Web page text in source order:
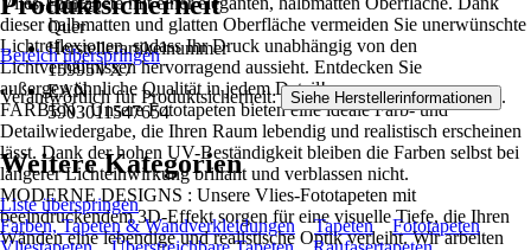
Format
Quer
Herstellerartikelnummer
15995VX7
EAN
5903011547654
dieser halbmatten und glatten Oberfläche vermeiden Sie unerwünschte
Lichtreflexionen, sodass Ihr Druck unabhängig von den
Lichtverhältnissen hervorragend aussieht. Entdecken Sie
außergewöhnliche Qualität in jedem Detail!
FARBEN : Unsere Fototapeten bieten eine ideale Farb- und
Detailwiedergabe, die Ihren Raum lebendig und realistisch erscheinen
lässt. Dank der hohen UV-Beständigkeit bleiben die Farben selbst bei
längerer Lichteinwirkung brillant und verblassen nicht.
MODERNE DESIGNS : Unsere Vlies-Fototapeten mit
beeindruckendem 3D-Effekt sorgen für eine visuelle Tiefe, die Ihren
Wänden eine lebendige und realistische Optik verleiht. Wir arbeiten
Bereich überspringen
Verantwortlich für Produktsicherheit: Siehe Herstellerinformationen .
Weitere Kategorien
Liste überspringen
Farben, Tapeten & Wandverkleidungen
Tapeten
Fototapeten